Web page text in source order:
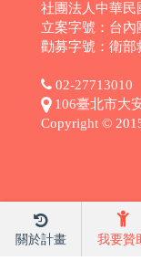
關於計畫 我要贊
社團法人中華民
立案字號：台內
勸募字號：衛部
02-27713010
106臺北市大
Copyright ©